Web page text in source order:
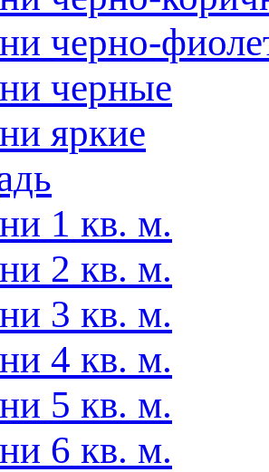
черно-
черные
яркие
1 кв. м.
2 кв. м.
3 кв. м.
4 кв. м.
5 кв. м.
6 кв. м.